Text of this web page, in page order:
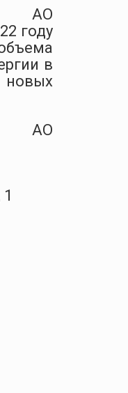
АО
году
в
новых
АО